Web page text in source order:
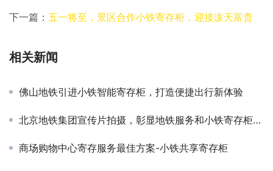
下一篇： 五一将至，景区合作小铁寄存柜，迎接泼天富贵
相关新闻
佛山地铁引进小铁智能寄存柜，打造便捷出行新体验
北京地铁集团宣传片拍摄，彰显地铁服务和小铁寄存柜的便捷融合
商场购物中心寄存服务最佳方案-小铁共享寄存柜